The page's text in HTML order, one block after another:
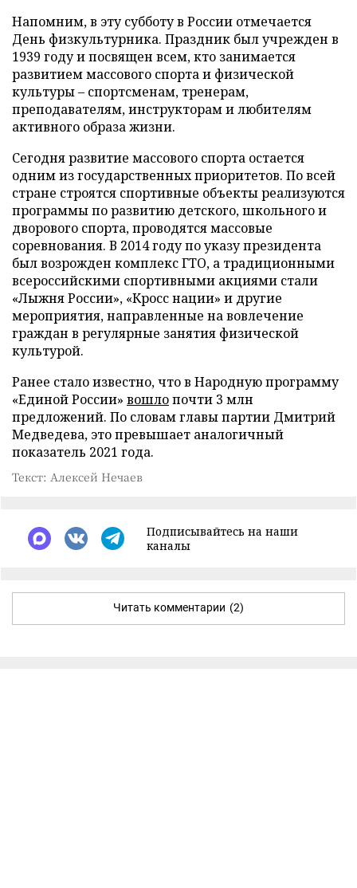
Напомним, в эту субботу в России отмечается
День физкультурника. Праздник был учрежден в
1939 году и посвящен всем, кто занимается
развитием массового спорта и физической
культуры – спортсменам, тренерам,
преподавателям, инструкторам и любителям
активного образа жизни.
Сегодня развитие массового спорта остается
одним из государственных приоритетов. По всей
стране строятся спортивные объекты реализуются
программы по развитию детского, школьного и
дворового спорта, проводятся массовые
соревнования. В 2014 году по указу президента
был возрожден комплекс ГТО, а традиционными
всероссийскими спортивными акциями стали
«Лыжня России», «Кросс нации» и другие
мероприятия, направленные на вовлечение
граждан в регулярные занятия физической
культурой.
Ранее стало известно, что в Народную программу
«Единой России» вошлопочти 3 млн
предложений. По словам главы партии Дмитрий
Медведева, это превышает аналогичный
показатель 2021 года.
Текст: Алексей Нечаев
Подписывайтесь на наши
каналы
Читать комментарии (2)